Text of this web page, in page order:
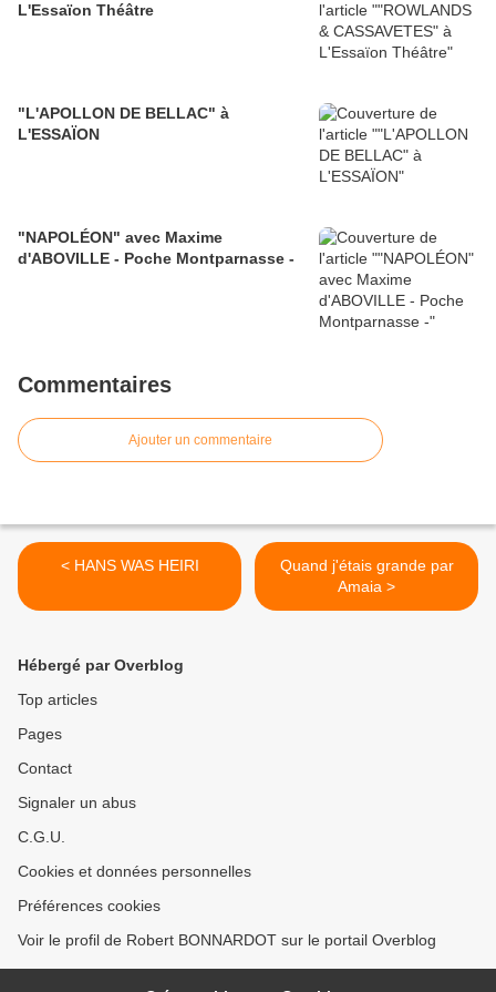
L'Essaïon Théâtre
"L'APOLLON DE BELLAC" à
L'ESSAÏON
"NAPOLÉON" avec Maxime
d'ABOVILLE - Poche Montparnasse -
Commentaires
Ajouter un commentaire
< HANS WAS HEIRI
Quand j'étais grande par
Amaia >
Hébergé par Overblog
Top articles
Pages
Contact
Signaler un abus
C.G.U.
Cookies et données personnelles
Préférences cookies
Voir le profil de Robert BONNARDOT sur le portail Overblog